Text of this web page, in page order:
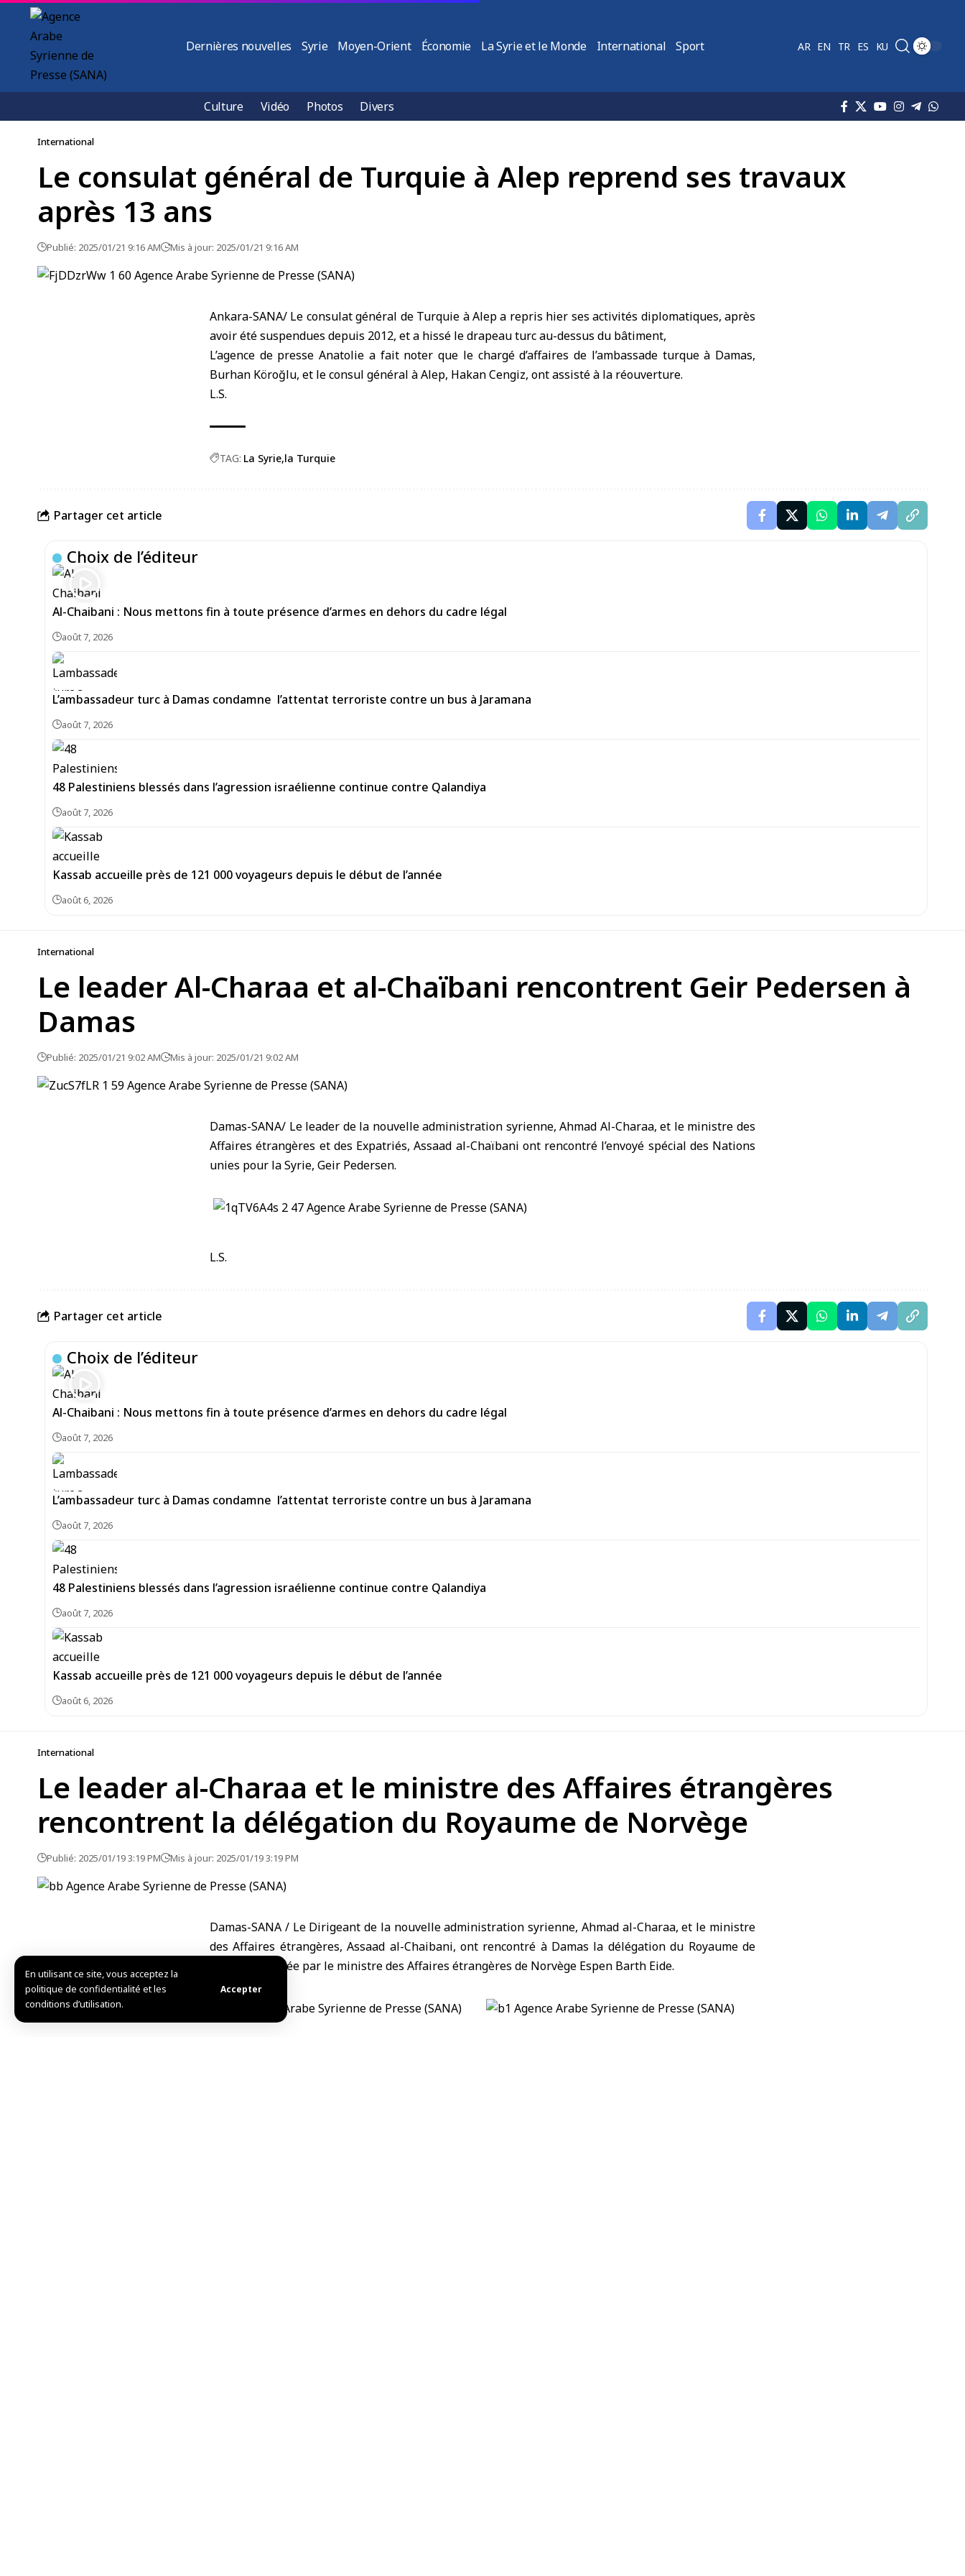
En utilisant ce site, vous acceptez la
politique de confidentialité et les
conditions d’utilisation.
Accepter
Dernières nouvelles Syrie Moyen-Orient Économie La Syrie et le Monde International Sport AR EN TR ES KU
Culture Vidéo Photos Divers
International
Le consulat général de Turquie à Alep reprend ses travaux
après 13 ans
Publié: 2025/01/21 9:16 AM Mis à jour: 2025/01/21 9:16 AM
Ankara-SANA/ Le consulat général de Turquie à Alep a repris hier ses activités diplomatiques, après
avoir été suspendues depuis 2012, et a hissé le drapeau turc au-dessus du bâtiment,
L’agence de presse Anatolie a fait noter que le chargé d’affaires de l’ambassade turque à Damas,
Burhan Köroğlu, et le consul général à Alep, Hakan Cengiz, ont assisté à la réouverture.
L.S.
TAG: La Syrie la Turquie
Partager cet article
Choix de l’éditeur
Al-Chaibani : Nous mettons fin à toute présence d’armes en dehors du cadre légal
août 7, 2026
L’ambassadeur turc à Damas condamne l’attentat terroriste contre un bus à Jaramana
août 7, 2026
48 Palestiniens blessés dans l’agression israélienne continue contre Qalandiya
août 7, 2026
Kassab accueille près de 121 000 voyageurs depuis le début de l’année
août 6, 2026
International
Le leader Al-Charaa et al-Chaïbani rencontrent Geir Pedersen à
Damas
Publié: 2025/01/21 9:02 AM Mis à jour: 2025/01/21 9:02 AM
Damas-SANA/ Le leader de la nouvelle administration syrienne, Ahmad Al-Charaa, et le ministre des
Affaires étrangères et des Expatriés, Assaad al-Chaïbani ont rencontré l’envoyé spécial des Nations
unies pour la Syrie, Geir Pedersen.
L.S.
Partager cet article
Choix de l’éditeur
Al-Chaibani : Nous mettons fin à toute présence d’armes en dehors du cadre légal
août 7, 2026
L’ambassadeur turc à Damas condamne l’attentat terroriste contre un bus à Jaramana
août 7, 2026
48 Palestiniens blessés dans l’agression israélienne continue contre Qalandiya
août 7, 2026
Kassab accueille près de 121 000 voyageurs depuis le début de l’année
août 6, 2026
International
Le leader al-Charaa et le ministre des Affaires étrangères
rencontrent la délégation du Royaume de Norvège
Publié: 2025/01/19 3:19 PM Mis à jour: 2025/01/19 3:19 PM
Damas-SANA / Le Dirigeant de la nouvelle administration syrienne, Ahmad al-Charaa, et le ministre
des Affaires étrangères, Assaad al-Chaibani, ont rencontré à Damas la délégation du Royaume de
Norvège, dirigée par le ministre des Affaires étrangères de Norvège Espen Barth Eide.